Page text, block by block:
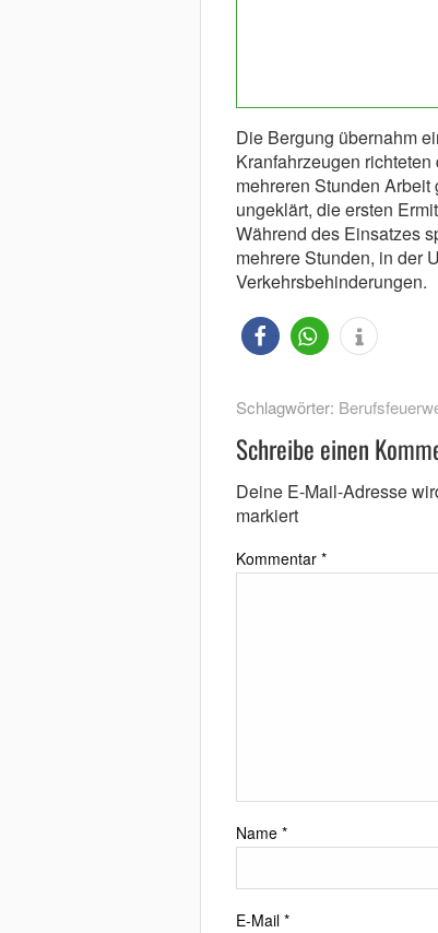
Die Bergung übernahm
Kranfahrzeugen
mehreren Stunden
ungeklärt, die ersten
Während des Einsatzes
mehrere Stunden, in der
Verkehrsbehinderungen.
Schlagwörter:
Schreibe einen
Deine E-Mail-Adresse
markiert
Kommentar *
Name *
E-Mail *